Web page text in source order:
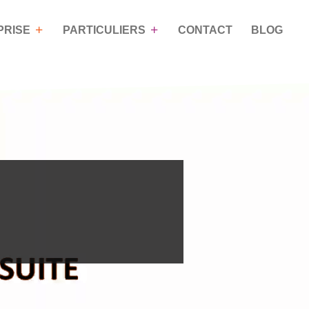
Savoir gérer son temps et ses
PARTICULIERS CONTACT BLOG